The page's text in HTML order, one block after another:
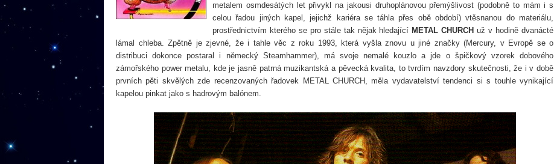
metalem osmdesátých let přivykl na jakousi druhoplánovou přemýšlivost (podobně to mám i s
celou řadou jiných kapel, jejichž kariéra se táhla přes obě období) vtěsnanou do materiálu,
prostřednictvím kterého se pro stále tak nějak hledající METAL CHURCH už v hodině dvanácté
lámal chleba. Zpětně je zjevné, že i tahle věc z roku 1993, která vyšla znovu u jiné značky (Mercury, v Evropě se o
distribuci dokonce postaral i německý Steamhammer), má svoje nemalé kouzlo a jde o špičkový vzorek dobového
zámořského power metalu, kde je jasně patrná muzikantská a pěvecká kvalita, to tvrdím navzdory skutečnosti, že i v době
prvních pěti skvělých zde recenzovaných řadovek METAL CHURCH, měla vydavatelství tendenci si s touhle vynikající
kapelou pinkat jako s hadrovým balónem.